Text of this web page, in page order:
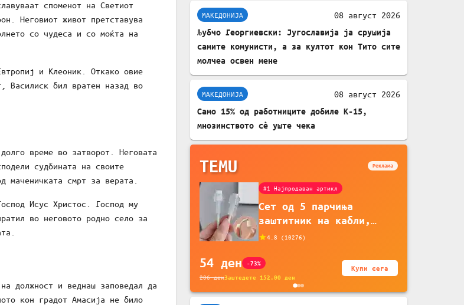
споменот на Светиот
Неговиот живот претставува
со чудеса и со моќта на
и Клеоник. Откако овие
Василиск бил вратен назад во
време во затворот. Неговата
судбината на своите
смрт за верата.
Исус Христос. Господ му
во неговото родно село за
должност и веднаш заповедал да
кон градот Амасија не било
МАКЕДОНИЈА 08 август 2026
Љубчо Георгиевски: Југославија ја срушија
самите комунисти, а за култот кон Тито сите
молчеа освен мене
МАКЕДОНИЈА 08 август 2026
Само 15% од работниците добиле К-15,
мнозинството сè уште чека
TEMU Реклама
#1 Најпродаван артикл
Сет од 5 парчиња
заштитник на кабли,
прекривка за заштита на
за заштита на кабли,
без батерија, за
мобилни телефони,
4.8 ( 10276)
54 ден -73%
206денЗаштедете 152.00 ден
Купи сега